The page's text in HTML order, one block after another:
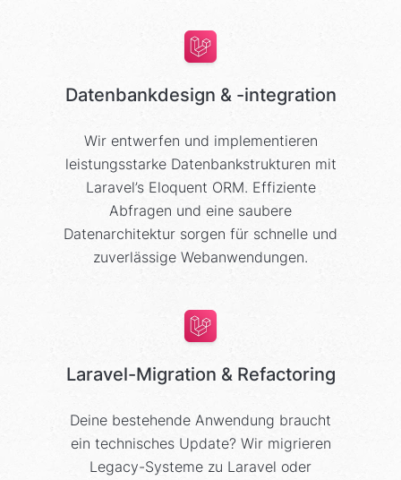
Datenbankdesign & -integration
Wir entwerfen und implementieren
leistungsstarke Datenbankstrukturen mit
Laravel’s Eloquent ORM. Effiziente
Abfragen und eine saubere
Datenarchitektur sorgen für schnelle und
zuverlässige Webanwendungen.
Laravel-Migration & Refactoring
Deine bestehende Anwendung braucht
ein technisches Update? Wir migrieren
Legacy-Systeme zu Laravel oder